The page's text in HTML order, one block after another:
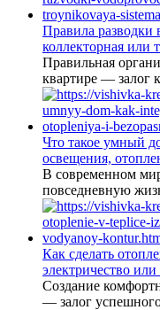
Правила разводки
коллекторная или
Правильная
квартире — залог
Что такое умный
освещения,
В современном
повседневную
Как сделать
электричество
Создание
— залог